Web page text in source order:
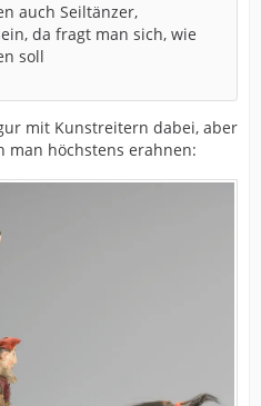
auch Seiltänzer,
da fragt man sich, wie
soll
mit Kunstreitern dabei, aber
man höchstens erahnen: